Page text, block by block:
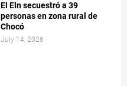
El Eln secuestró a 39
personas en zona rural de
Chocó
July 14, 2026